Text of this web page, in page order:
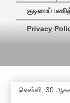
குடிமைப்
Privacy
வெள்ளி, 30